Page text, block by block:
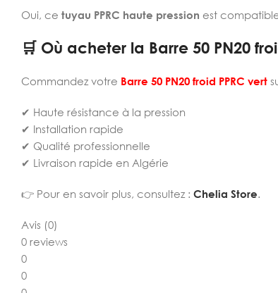
Oui, ce tuyau PPRC haute pression est
🛒 Où acheter la Barre 50 PN20
Commandez votre Barre 50 PN20 froid PPRC vert
✔ Haute résistance à la pression
✔ Installation rapide
✔ Qualité professionnelle
✔ Livraison rapide en Algérie
👉 Pour en savoir plus, consultez : Chelia Store.
Avis (0)
0 reviews
0
0